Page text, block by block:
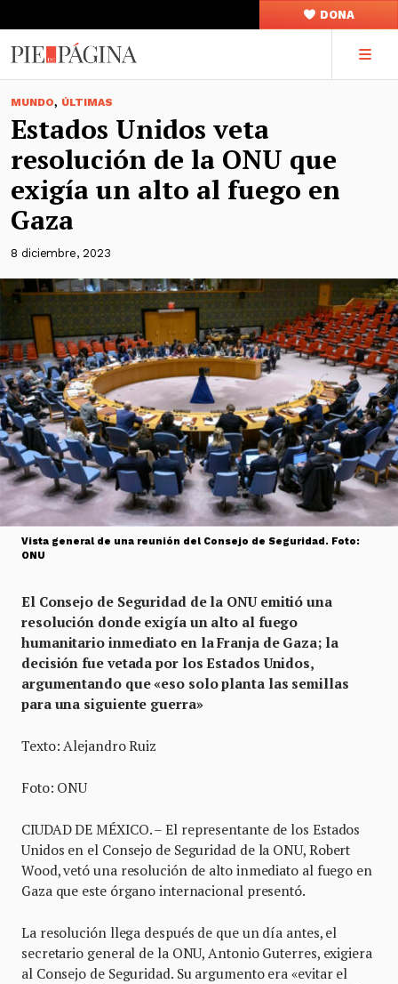
DONA
MUNDO, ÚLTIMAS
Estados Unidos veta
resolución de la ONU que
exigía un alto al fuego en
Gaza
8 diciembre, 2023
Vista general de una reunión del Consejo de Seguridad. Foto:
ONU
El Consejo de Seguridad de la ONU emitió una
resolución donde exigía un alto al fuego
humanitario inmediato en la Franja de Gaza; la
decisión fue vetada por los Estados Unidos,
argumentando que «eso solo planta las semillas
para una siguiente guerra»
Texto: Alejandro Ruiz
Foto: ONU
CIUDAD DE MÉXICO. – El representante de los Estados
Unidos en el Consejo de Seguridad de la ONU, Robert
Wood, vetó una resolución de alto inmediato al fuego en
Gaza que este órgano internacional presentó.
La resolución llega después de que un día antes, el
secretario general de la ONU, Antonio Guterres, exigiera
al Consejo de Seguridad. Su argumento era «evitar el